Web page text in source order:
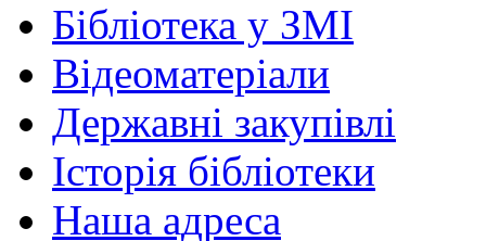
Бібліотека у ЗМІ
Відеоматеріали
Державні закупівлі
Історія бібліотеки
Наша адреса